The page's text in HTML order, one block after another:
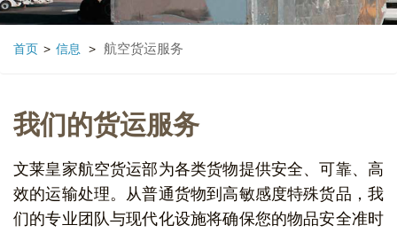
首页 > 信息 > 航空货运服务
我们的货运服务
文莱皇家航空货运部为各类货物提供安全、可靠、高
效的运输处理。从普通货物到高敏感度特殊货品，我
们的专业团队与现代化设施将确保您的物品安全准时